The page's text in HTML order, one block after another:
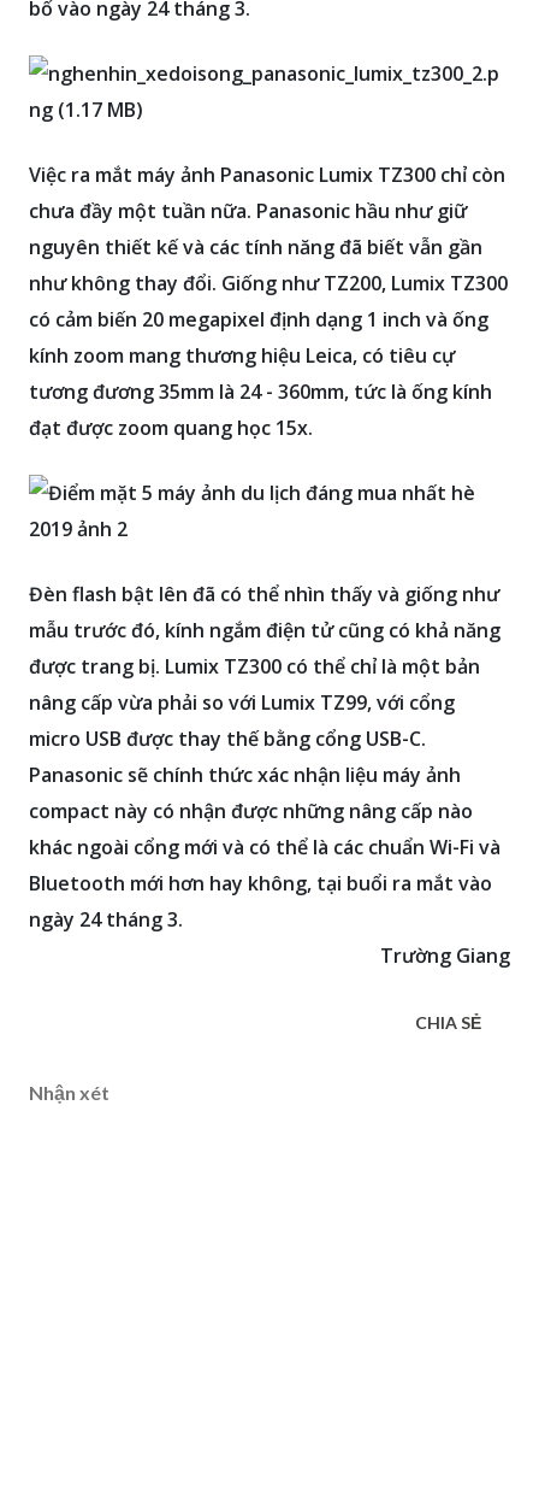
bố vào ngày 24 tháng 3.
Việc ra mắt máy ảnh Panasonic Lumix TZ300 chỉ còn
chưa đầy một tuần nữa. Panasonic hầu như giữ
nguyên thiết kế và các tính năng đã biết vẫn gần
như không thay đổi. Giống như TZ200, Lumix TZ300
có cảm biến 20 megapixel định dạng 1 inch và ống
kính zoom mang thương hiệu Leica, có tiêu cự
tương đương 35mm là 24 - 360mm, tức là ống kính
đạt được zoom quang học 15x.
Đèn flash bật lên đã có thể nhìn thấy và giống như
mẫu trước đó, kính ngắm điện tử cũng có khả năng
được trang bị. Lumix TZ300 có thể chỉ là một bản
nâng cấp vừa phải so với Lumix TZ99, với cổng
micro USB được thay thế bằng cổng USB-C.
Panasonic sẽ chính thức xác nhận liệu máy ảnh
compact này có nhận được những nâng cấp nào
khác ngoài cổng mới và có thể là các chuẩn Wi-Fi và
Bluetooth mới hơn hay không, tại buổi ra mắt vào
ngày 24 tháng 3.
Trường Giang
CHIA SẺ
Nhận xét